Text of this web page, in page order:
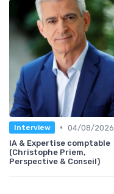
Interview • 04/08/2026
IA & Expertise comptable
(Christophe Priem,
Perspective & Conseil)